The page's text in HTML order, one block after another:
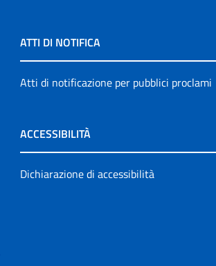
ATTI DI NOTIFICA
Atti di notificazione per pubblici proclami
ACCESSIBILITÀ
Dichiarazione di accessibilità